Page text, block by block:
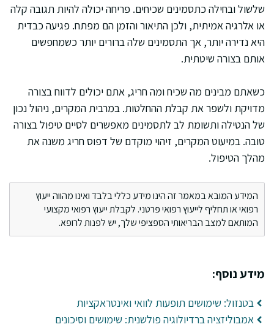
שלשול ובחילה כתסמינים שכיחים. פריחה יכולה להיות תגובה קלה
או אלרגיה אמיתית, ולכן התיאור והזמן הם מפתח. פגיעה כבדית
היא נדירה יותר, אך התסמינים שלה ברורים יותר כשמחפשים
אותם בצורה שיטתית.
כשאתם מבינים מה שכיח ומה חריג, אתם יכולים לדווח בצורה
מדויקת ולשפר את קבלת ההחלטות. במרבית המקרים, ניהול נכון
של הנטילה ותשומת לב לתסמינים מאפשרים לסיים טיפול בצורה
טובה. במיעוט המקרים, זיהוי מוקדם של דפוס חריג משנה את
מהלך הטיפול.
המידע המובא במאמר זה הינו מידע כללי בלבד ואינו מהווה ייעוץ
רפואי או תחליף לייעוץ רפואי פרטני. לקבלת ייעוץ רפואי מקצועי
המותאם למצב הבריאותי הספציפי שלך, יש לפנות לרופא.
מידע נוסף:
בטנזול: שימושים תופעות לוואי ואינטראקציות
אמבוליזציה ברדיולוגיה פולשנית: שימושים וסיכונים